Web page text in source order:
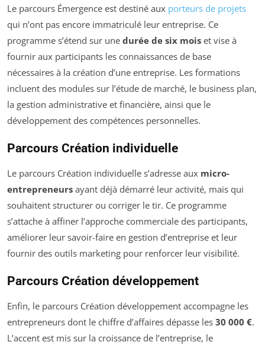
Le parcours Émergence est destiné aux porteurs de projets
qui n’ont pas encore immatriculé leur entreprise. Ce
programme s’étend sur une durée de six mois et vise à
fournir aux participants les connaissances de base
nécessaires à la création d’une entreprise. Les formations
incluent des modules sur l’étude de marché, le business plan,
la gestion administrative et financière, ainsi que le
développement des compétences personnelles.
Parcours Création individuelle
Le parcours Création individuelle s’adresse aux micro-
entrepreneurs ayant déjà démarré leur activité, mais qui
souhaitent structurer ou corriger le tir. Ce programme
s’attache à affiner l’approche commerciale des participants,
améliorer leur savoir-faire en gestion d’entreprise et leur
fournir des outils marketing pour renforcer leur visibilité.
Parcours Création développement
Enfin, le parcours Création développement accompagne les
entrepreneurs dont le chiffre d’affaires dépasse les 30 000 €.
L’accent est mis sur la croissance de l’entreprise, le